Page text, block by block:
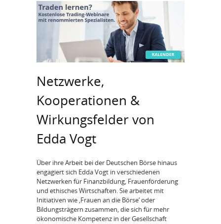
Netzwerke,
Kooperationen &
Wirkungsfelder von
Edda Vogt
Über ihre Arbeit bei der Deutschen Börse hinaus
engagiert sich Edda Vogt in verschiedenen
Netzwerken für Finanzbildung, Frauenförderung
und ethisches Wirtschaften. Sie arbeitet mit
Initiativen wie ‚Frauen an die Börse‘ oder
Bildungsträgern zusammen, die sich für mehr
ökonomische Kompetenz in der Gesellschaft